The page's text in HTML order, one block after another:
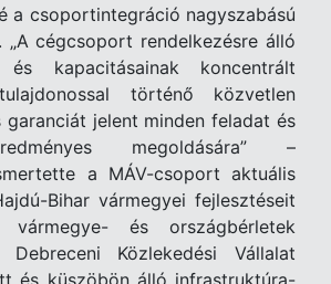
a csoportintegráció nagyszabású
„A cégcsoport rendelkezésre álló
és kapacitásainak koncentrált
történő közvetlen
garanciát jelent minden feladat és
megoldására” –
a MÁV-csoport aktuális
Bihar vármegyei fejlesztéseit
és országbérletek
Közlekedési Vállalat
és küszöbön álló infrastruktúra-